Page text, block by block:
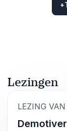
cabaret
harte
5van5
Karl Raats
interactie
+
Lezingen
LEZING